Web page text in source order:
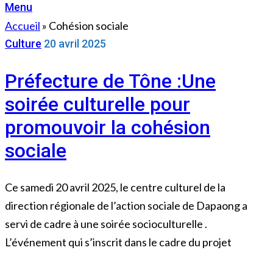
Menu
Accueil » Cohésion sociale
Culture 20 avril 2025
Préfecture de Tône :Une
soirée culturelle pour
promouvoir la cohésion
sociale
Ce samedi 20 avril 2025, le centre culturel de la
direction régionale de l’action sociale de Dapaong a
servi de cadre à une soirée socioculturelle .
L’événement qui s’inscrit dans le cadre du projet